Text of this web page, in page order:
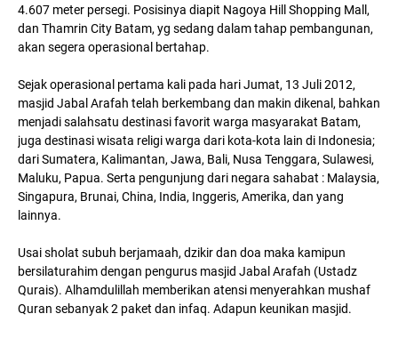
4.607 meter persegi. Posisinya diapit Nagoya Hill Shopping Mall,
dan Thamrin City Batam, yg sedang dalam tahap pembangunan,
akan segera operasional bertahap.
Sejak operasional pertama kali pada hari Jumat, 13 Juli 2012,
masjid Jabal Arafah telah berkembang dan makin dikenal, bahkan
menjadi salahsatu destinasi favorit warga masyarakat Batam,
juga destinasi wisata religi warga dari kota-kota lain di Indonesia;
dari Sumatera, Kalimantan, Jawa, Bali, Nusa Tenggara, Sulawesi,
Maluku, Papua. Serta pengunjung dari negara sahabat : Malaysia,
Singapura, Brunai, China, India, Inggeris, Amerika, dan yang
lainnya.
Usai sholat subuh berjamaah, dzikir dan doa maka kamipun
bersilaturahim dengan pengurus masjid Jabal Arafah (Ustadz
Qurais). Alhamdulillah memberikan atensi menyerahkan mushaf
Quran sebanyak 2 paket dan infaq. Adapun keunikan masjid.